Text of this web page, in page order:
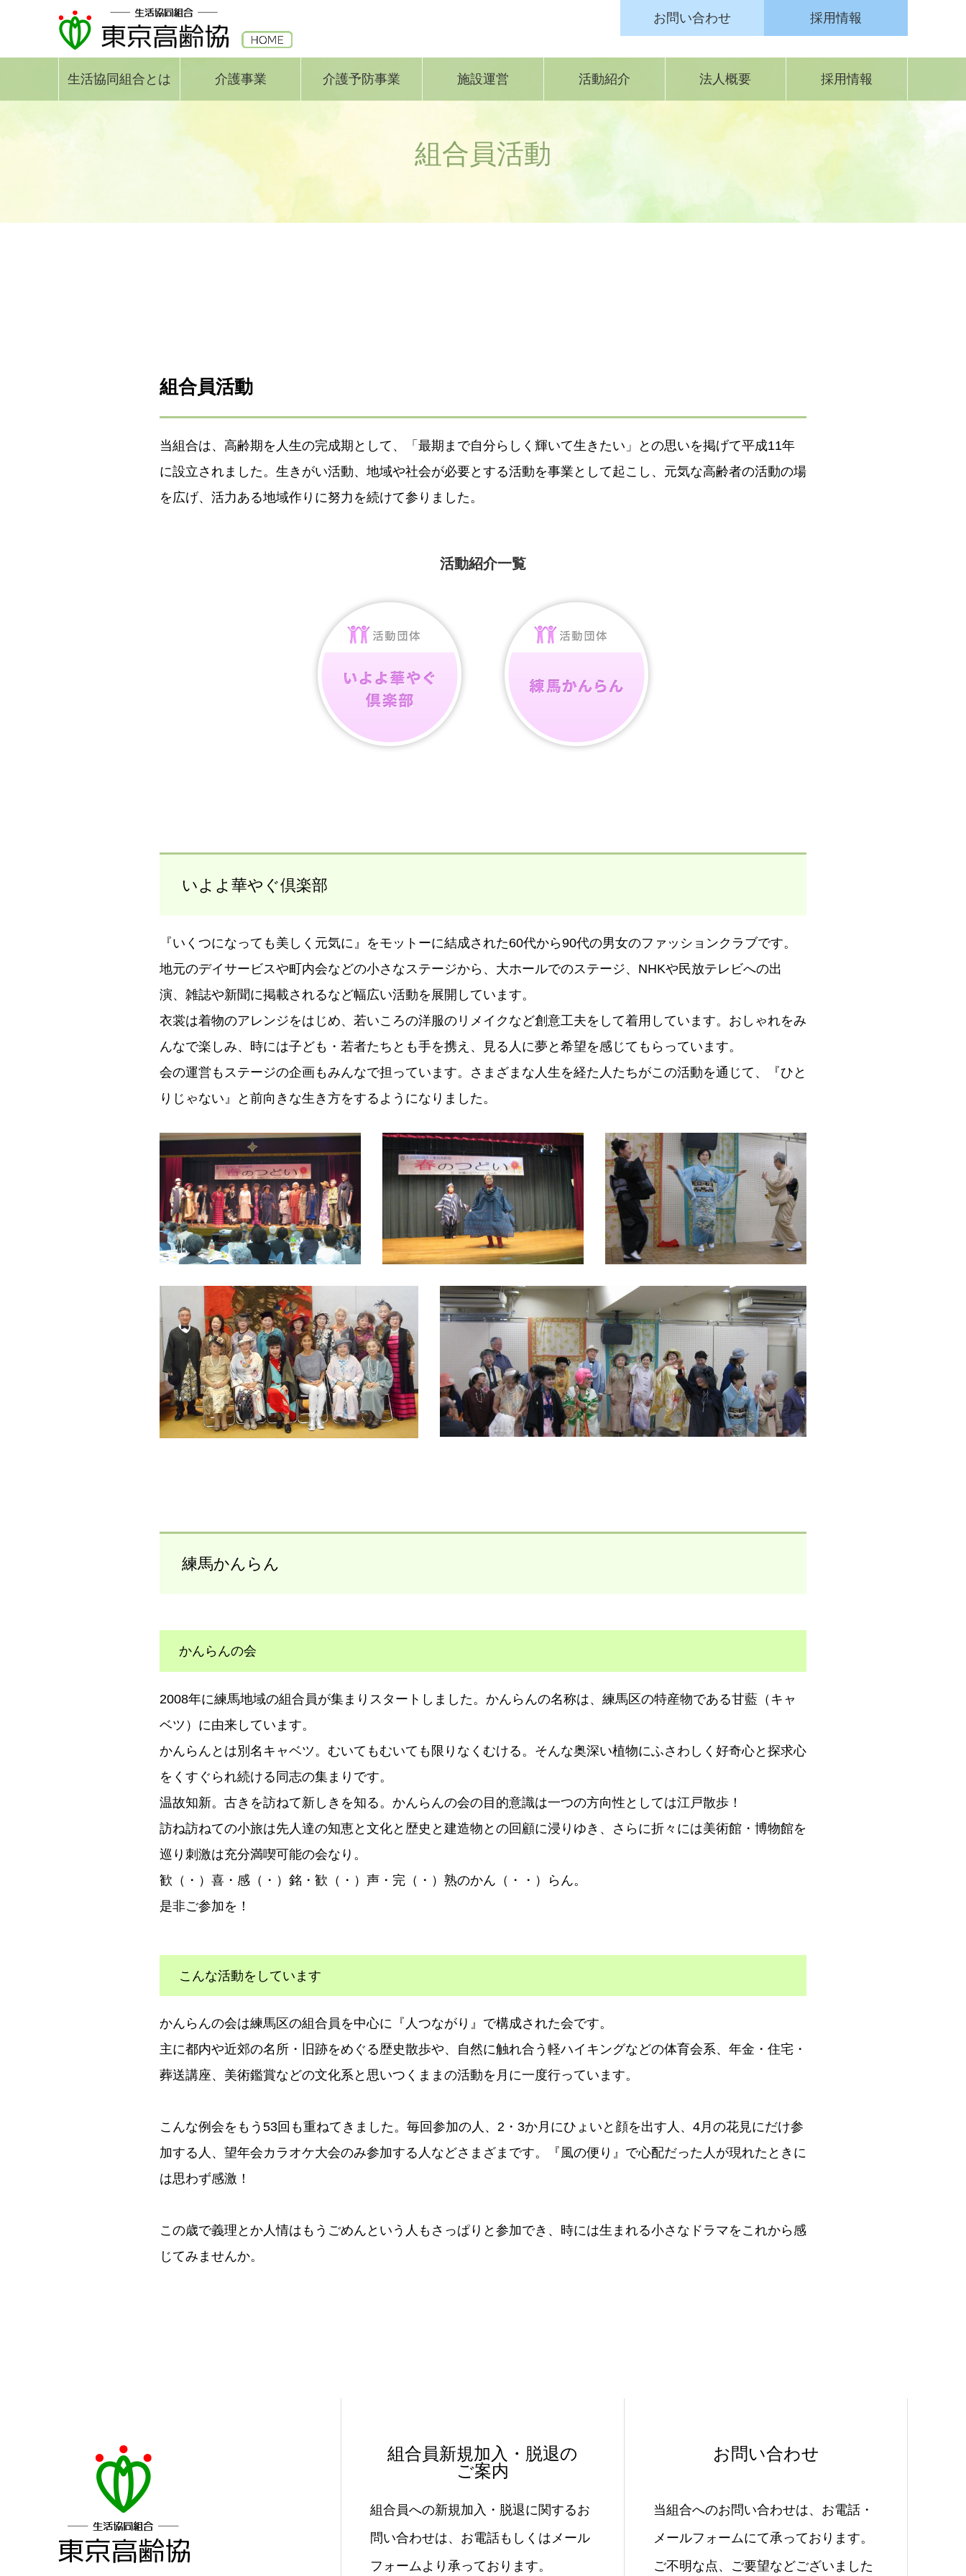
お問い合わせ 採用情報
生活協同組合とは 介護事業 介護予防事業 施設運営 活動紹介 法人概要 採用情報
組合員活動
組合員活動
当組合は、高齢期を人生の完成期として、「最期まで自分らしく輝いて生きたい」との思いを掲げて平成11年
に設立されました。生きがい活動、地域や社会が必要とする活動を事業として起こし、元気な高齢者の活動の場
を広げ、活力ある地域作りに努力を続けて参りました。
活動紹介一覧
いよよ華やぐ倶楽部
『いくつになっても美しく元気に』をモットーに結成された60代から90代の男女のファッションクラブです。
地元のデイサービスや町内会などの小さなステージから、大ホールでのステージ、NHKや民放テレビへの出
演、雑誌や新聞に掲載されるなど幅広い活動を展開しています。
衣裳は着物のアレンジをはじめ、若いころの洋服のリメイクなど創意工夫をして着用しています。おしゃれをみ
んなで楽しみ、時には子ども・若者たちとも手を携え、見る人に夢と希望を感じてもらっています。
会の運営もステージの企画もみんなで担っています。さまざまな人生を経た人たちがこの活動を通じて、『ひと
りじゃない』と前向きな生き方をするようになりました。
練馬かんらん
かんらんの会
2008年に練馬地域の組合員が集まりスタートしました。かんらんの名称は、練馬区の特産物である甘藍（キャ
ベツ）に由来しています。
かんらんとは別名キャベツ。むいてもむいても限りなくむける。そんな奥深い植物にふさわしく好奇心と探求心
をくすぐられ続ける同志の集まりです。
温故知新。古きを訪ねて新しきを知る。かんらんの会の目的意識は一つの方向性としては江戸散歩！
訪ね訪ねての小旅は先人達の知恵と文化と歴史と建造物との回顧に浸りゆき、さらに折々には美術館・博物館を
巡り刺激は充分満喫可能の会なり。
歓（・）喜・感（・）銘・歓（・）声・完（・）熟のかん（・・）らん。
是非ご参加を！
こんな活動をしています
かんらんの会は練馬区の組合員を中心に『人つながり』で構成された会です。
主に都内や近郊の名所・旧跡をめぐる歴史散歩や、自然に触れ合う軽ハイキングなどの体育会系、年金・住宅・
葬送講座、美術鑑賞などの文化系と思いつくままの活動を月に一度行っています。
こんな例会をもう53回も重ねてきました。毎回参加の人、2・3か月にひょいと顔を出す人、4月の花見にだけ参
加する人、望年会カラオケ大会のみ参加する人などさまざまです。『風の便り』で心配だった人が現れたときに
は思わず感激！
この歳で義理とか人情はもうごめんという人もさっぱりと参加でき、時には生まれる小さなドラマをこれから感
じてみませんか。
組合員新規加入・脱退の
ご案内
組合員への新規加入・脱退に関するお
問い合わせは、お電話もしくはメール
フォームより承っております。
お問い合わせ
当組合へのお問い合わせは、お電話・
メールフォームにて承っております。
ご不明な点、ご要望などございました